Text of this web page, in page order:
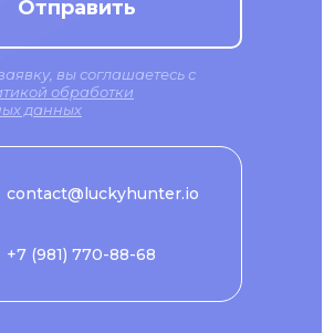
Отправить
вы соглашаетесь с
обработки
данных
contact@luckyhunter.io
+7 (981) 770-88-68